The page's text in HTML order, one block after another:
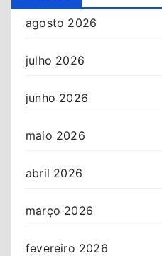
agosto 2026
julho 2026
junho 2026
maio 2026
abril 2026
março 2026
fevereiro 2026